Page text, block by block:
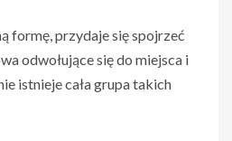
formę, przydaje się spojrzeć
odwołujące się do miejsca i
istnieje cała grupa takich